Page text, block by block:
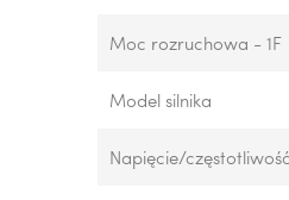
Moc rozruchowa - 1F
Model silnika
Napięcie/częstotliwość